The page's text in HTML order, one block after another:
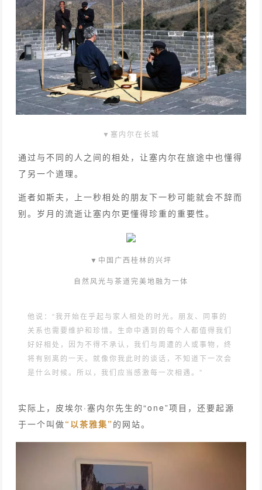
▼塞内尔在长城
通过与不同的人之间的相处，让塞内尔在旅途中也懂得
了另一个道理。
逝者如斯夫，上一秒相处的朋友下一秒可能就会不辞而
别。岁月的流逝让塞内尔更懂得珍重的重要性。
▼中国广西桂林的兴坪
自然风光与茶道完美地融为一体
他说：“我开始在乎起与家人相处的时光。朋友、同事的
关系也需要维护和珍惜。生命中遇到的每个人都值得我们
好好相处，因为不得不承认，我们与周遭的人或事物，终
将有别离的一天。就像你我此时的谈话，不知道下一次会
是什么时候。所以，我们应当感激每一次相遇。”
实际上，皮埃尔·塞内尔先生的“one”项目，还要起源
于一个叫做“以茶雅集”的网站。